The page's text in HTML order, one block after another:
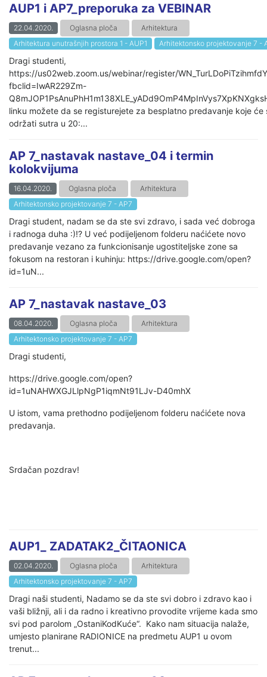
AUP1 i AP7_preporuka za VEBINAR
22.04.2020. Oglasna ploča
Arhitektura
Arhitektura unutrašnjih prostora 1 - AUP1
Arhitektonsko projektovanje 7 -
Dragi studenti,
https://us02web.zoom.us/webinar/register/
fbclid=IwAR229Zm-
linku možete da se registurejete za besplatno predavanje koje će
održati sutra u 20:...
AP 7_nastavak nastave_04 i termin
kolokvijuma
16.04.2020. Oglasna ploča
Arhitektura
Arhitektonsko projektovanje 7 - AP7
Dragi student, nadam se da ste svi zdravo, i sada već dobroga
i radnoga duha :)!? U već podijeljenom folderu naćićete novo
predavanje vezano za funkcionisanje ugostiteljske zone sa
fokusom na restoran i kuhinju: https://drive.google.com/open?
id=1uN...
AP 7_nastavak nastave_03
08.04.2020. Oglasna ploča
Arhitektura
Arhitektonsko projektovanje 7 - AP7
Dragi studenti,
https://drive.google.com/open?
id=1uNAHWXGJLlpNgP1iqmNt91LJv-D40mhX
U istom, vama prethodno podijeljenom folderu naćićete nova
predavanja.
Srdačan pozdrav!
AUP1_ ZADATAK2_ČITAONICA
02.04.2020. Oglasna ploča
Arhitektura
Arhitektonsko projektovanje 7 - AP7
Dragi naši studenti, Nadamo se da ste svi dobro i zdravo kao i
vaši bližnji, ali i da radno i kreativno provodite vrijeme kada smo
svi pod parolom „OstaniKodKuće“. Kako nam situacija nalaže,
umjesto planirane RADIONICE na predmetu AUP1 u ovom
trenut...